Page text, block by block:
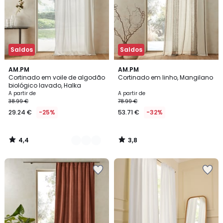
Saldos
AM.PM
Cortinado em voile de algodão
biológico lavado, Halka
A partir de
38.99 €
29.24 € -25%
4,4
/ 5
3
Cores
4,4
/
Saldos
AM.PM
Cortinado em linho, Mangilano
A partir de
78.99 €
53.71 € -32%
3,8
/ 5
3,8
/